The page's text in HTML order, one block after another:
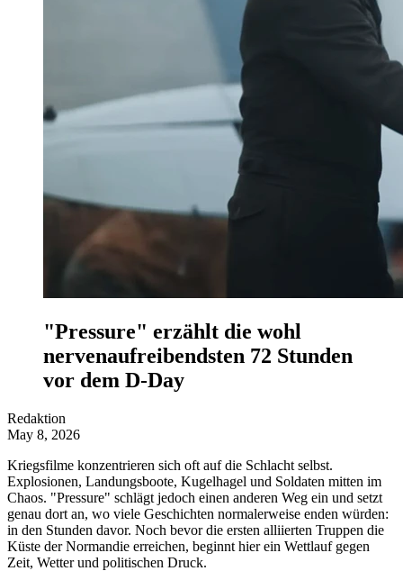
"Pressure" erzählt die wohl
nervenaufreibendsten 72 Stunden
vor dem D-Day
Redaktion
May 8, 2026
Kriegsfilme konzentrieren sich oft auf die Schlacht selbst.
Explosionen, Landungsboote, Kugelhagel und Soldaten mitten im
Chaos. "Pressure" schlägt jedoch einen anderen Weg ein und setzt
genau dort an, wo viele Geschichten normalerweise enden würden:
in den Stunden davor. Noch bevor die ersten alliierten Truppen die
Küste der Normandie erreichen, beginnt hier ein Wettlauf gegen
Zeit, Wetter und politischen Druck.